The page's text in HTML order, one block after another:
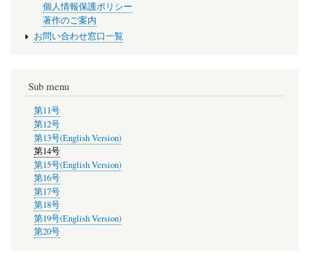
個人情報保護ポリシー
著作のご案内
お問い合わせ窓口一覧
Sub menu
第11号
第12号
第13号(English Version)
第14号
第15号(English Version)
第16号
第17号
第18号
第19号(English Version)
第20号